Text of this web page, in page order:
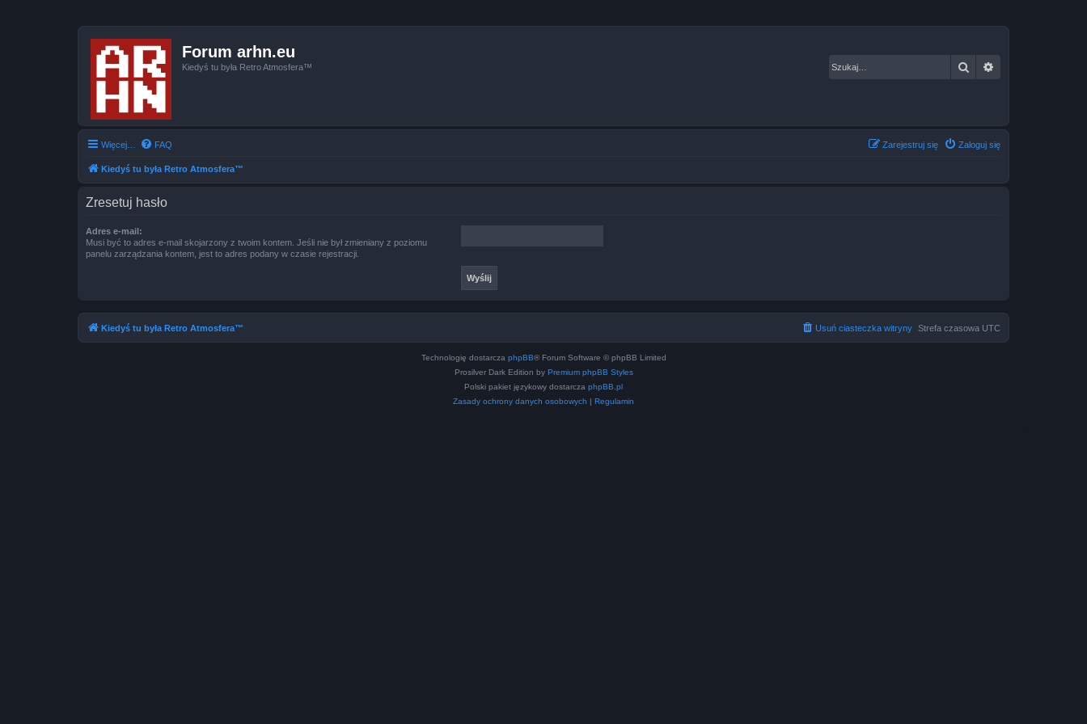
Forum arhn.eu
Kiedyś tu była Retro Atmosfera™ Szukaj
Więcej… FAQ Zaloguj się
Zarejestruj się
Kiedyś tu była Retro Atmosfera™
Zresetuj hasło
Adres e-mail:
Musi być to adres e-mail skojarzony z twoim kontem. Jeśli nie był zmieniany z poziomu
panelu zarządzania kontem, jest to adres podany w czasie rejestracji.
Kiedyś tu była Retro Atmosfera™ Strefa czasowa UTC
Usuń ciasteczka witryny
Technologię dostarcza phpBB® Forum Software © phpBB Limited
Prosilver Dark Edition by Premium phpBB Styles
Polski pakiet językowy dostarcza phpBB.pl
Zasady ochrony danych osobowych | Regulamin